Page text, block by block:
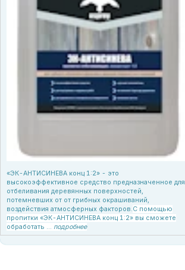
«ЭК-АНТИСИНЕВА конц 1:2» - это
высокоэффективное средство предназначенное для
отбеливания деревянных поверхностей,
потемневших от от грибных окрашиваний,
воздействия атмосферных факторов.С помощью
пропитки «ЭК-АНТИСИНЕВА конц 1:2» вы сможете
обработать ... подробнее